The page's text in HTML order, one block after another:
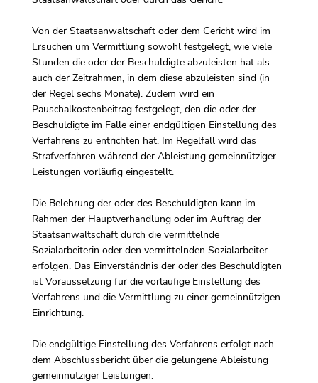
Von der Staatsanwaltschaft oder dem Gericht wird im
Ersuchen um Vermittlung sowohl festgelegt, wie viele
Stunden die oder der Beschuldigte abzuleisten hat als
auch der Zeitrahmen, in dem diese abzuleisten sind (in
der Regel sechs Monate). Zudem wird ein
Pauschalkostenbeitrag festgelegt, den die oder der
Beschuldigte im Falle einer endgültigen Einstellung des
Verfahrens zu entrichten hat. Im Regelfall wird das
Strafverfahren während der Ableistung gemeinnütziger
Leistungen vorläufig eingestellt.
Die Belehrung der oder des Beschuldigten kann im
Rahmen der Hauptverhandlung oder im Auftrag der
Staatsanwaltschaft durch die vermittelnde
Sozialarbeiterin oder den vermittelnden Sozialarbeiter
erfolgen. Das Einverständnis der oder des Beschuldigten
ist Voraussetzung für die vorläufige Einstellung des
Verfahrens und die Vermittlung zu einer gemeinnützigen
Einrichtung.
Die endgültige Einstellung des Verfahrens erfolgt nach
dem Abschlussbericht über die gelungene Ableistung
gemeinnütziger Leistungen.